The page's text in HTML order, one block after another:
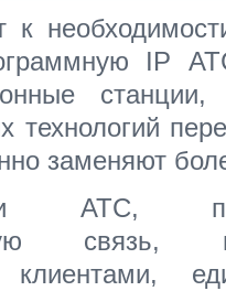
к
IP
технологий
заменяют
АТС,
связь,